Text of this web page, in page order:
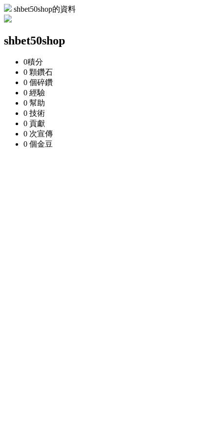
shbet50shop的資料
shbet50shop
0積分
0 顆鑽石
0 個碎鑽
0 經驗
0 幫助
0 技術
0 貢獻
0 次宣傳
0 個金豆